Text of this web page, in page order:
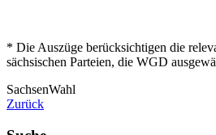
* Die Auszüge berücksichtigen die
sächsischen Parteien, die WGD
SachsenWahl
Zurück